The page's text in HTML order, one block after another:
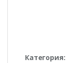
Категория: